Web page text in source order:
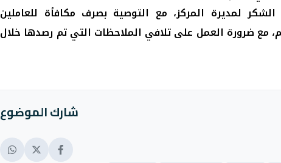
لمديرة المركز، مع التوصية بصرف مكافأة للعاملين
مع ضرورة العمل على تلافي الملاحظات التي تم رصدها خلال
شارك الموضوع